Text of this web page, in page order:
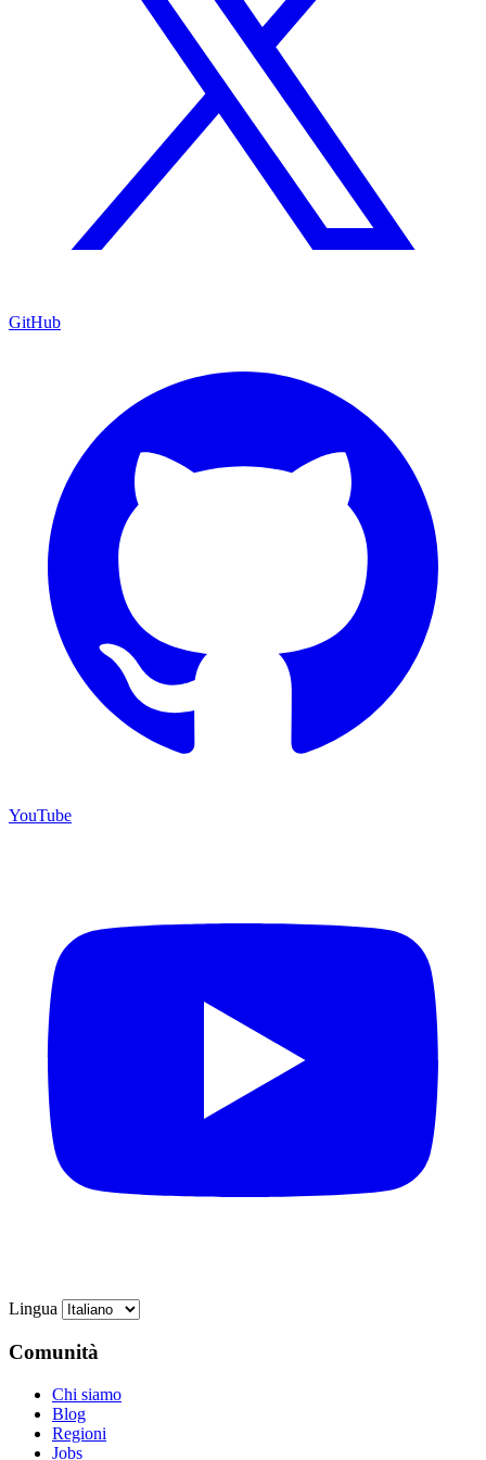
GitHub
YouTube
Lingua
Comunità
Chi siamo
Blog
Regioni
Jobs